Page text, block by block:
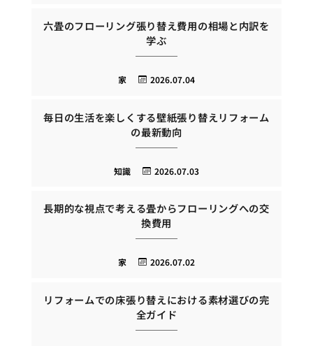
六畳のフローリング張り替え費用の相場と内訳を
学ぶ
2026.07.04
家
毎日の生活を楽しくする壁紙張り替えリフォーム
の最新動向
2026.07.03
知識
長期的な視点で考える畳からフローリングへの交
換費用
2026.07.02
家
リフォームでの床張り替えにおける素材選びの完
全ガイド